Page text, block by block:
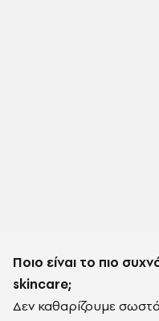
Ποιο είναι το πιο
skincare;
Δεν καθαρίζουμε σωστά